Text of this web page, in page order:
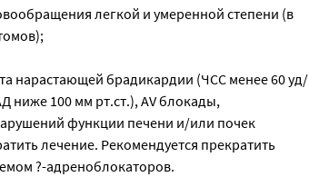
легкой и умеренной степени (в
нарастающей брадикардии (ЧСС менее 60 уд/
ниже 100 мм рт.ст.), AV блокады,
функции печени и/или почек
лечение. Рекомендуется прекратить
?-адреноблокаторов.